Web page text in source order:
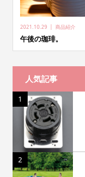
2021.10.29 商品紹介
午後の珈琲。
人気記事
1
2